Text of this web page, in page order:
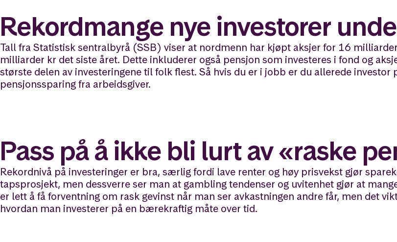
Rekordmange nye investorer
Tall fra Statistisk sentralbyrå (SSB) viser at nordmenn har kjøpt aksjer for 16
milliarder kr det siste året. Dette inkluderer også pensjon som investeres i fond og
største delen av investeringene til folk flest. Så hvis du er i jobb er du allerede investor
pensjonssparing fra arbeidsgiver.
Pass på å ikke bli lurt av «raske
Rekordnivå på investeringer er bra, særlig fordi lave renter og høy prisvekst gjør
tapsprosjekt, men dessverre ser man at gambling tendenser og uvitenhet gjør at
er lett å få forventning om rask gevinst når man ser avkastningen andre får, men det
hvordan man investerer på en bærekraftig måte over tid.